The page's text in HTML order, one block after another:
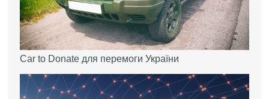
Car to Donate для перемоги України